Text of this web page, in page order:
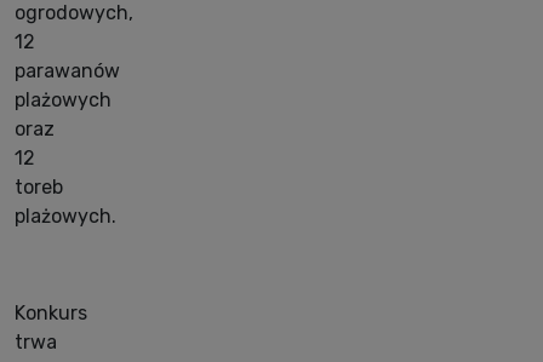
ogrodowych,
12
parawanów
plażowych
oraz
12
toreb
plażowych.
Konkurs
trwa